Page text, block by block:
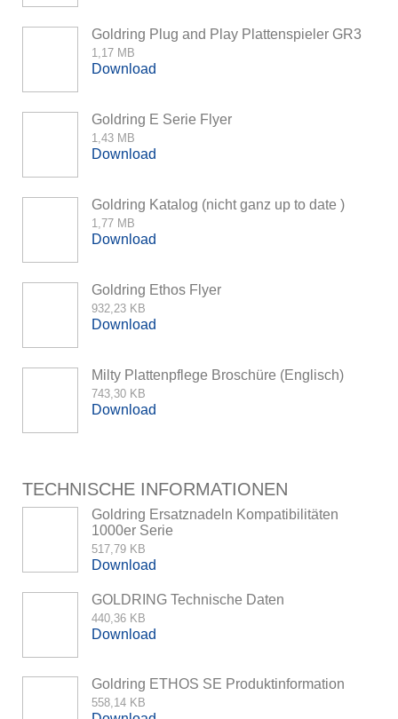
Goldring Plug and Play Plattenspieler GR3
1,17 MB
Download
Goldring E Serie Flyer
1,43 MB
Download
Goldring Katalog (nicht ganz up to date )
1,77 MB
Download
Goldring Ethos Flyer
932,23 KB
Download
Milty Plattenpflege Broschüre (Englisch)
743,30 KB
Download
TECHNISCHE INFORMATIONEN
Goldring Ersatznadeln Kompatibilitäten
1000er Serie
517,79 KB
Download
GOLDRING Technische Daten
440,36 KB
Download
Goldring ETHOS SE Produktinformation
558,14 KB